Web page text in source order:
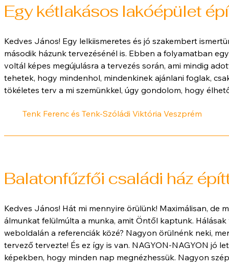
Egy kétlakásos lakóépület
Kedves János! Egy lelkiismeretes és jó szakembert
második házunk tervezésénél is. Ebben a folyamatban
voltál képes megújulásra a tervezés során, ami mindig
tehetek, hogy mindenhol, mindenkinek ajánlani foglak,
tökéletes terv a mi szemünkkel, úgy gondolom, hogy
Tenk Ferenc és Tenk-Szóládi Viktória Veszprém
Balatonfűzfői családi ház
Kedves János! Hát mi mennyire örülünk! Maximálisan, de
álmunkat felülmúlta a munka, amit Öntől kaptunk.
weboldalán a referenciák közé? Nagyon örülnénk neki,
tervező tervezte! És ez így is van. NAGYON-NAGYON jó
képekben, hogy minden nap megnézhessük. Nagyon